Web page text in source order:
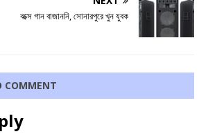
বক্সে গান বাজাননি, সোনারপুরে খুন যুবক
COMMENT